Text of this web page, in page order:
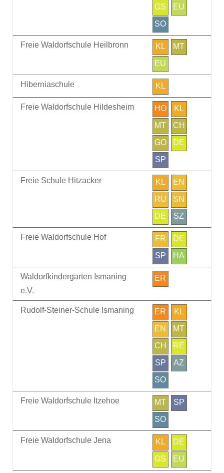
GS
EU
SO
Freie Waldorfschule Heilbronn KL
MT
EU
Hiberniaschule KL
Freie Waldorfschule Hildesheim HO
KL
MT
CH
GO
DE
SP
Freie Schule Hitzacker KL
EN
RU
SN
DE
SZ
Freie Waldorfschule Hof FR
DE
SP
HA
Waldorfkindergarten Ismaning
e.V.
ER
Rudolf-Steiner-Schule Ismaning ER
KL
EN
MT
CH
RE
SP
AZ
SO
Freie Waldorfschule Itzehoe MT
SP
SO
Freie Waldorfschule Jena KL
DE
GS
EU